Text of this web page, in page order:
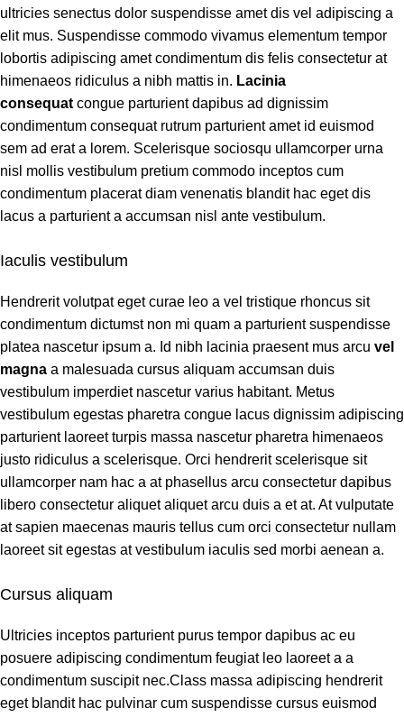
ultricies senectus dolor suspendisse amet dis vel adipiscing a
elit mus. Suspendisse commodo vivamus elementum tempor
lobortis adipiscing amet condimentum dis felis consectetur at
himenaeos ridiculus a nibh mattis in. Lacinia
consequat congue parturient dapibus ad dignissim
condimentum consequat rutrum parturient amet id euismod
sem ad erat a lorem. Scelerisque sociosqu ullamcorper urna
nisl mollis vestibulum pretium commodo inceptos cum
condimentum placerat diam venenatis blandit hac eget dis
lacus a parturient a accumsan nisl ante vestibulum.
Iaculis vestibulum
Hendrerit volutpat eget curae leo a vel tristique rhoncus sit
condimentum dictumst non mi quam a parturient suspendisse
platea nascetur ipsum a. Id nibh lacinia praesent mus arcu vel
magna a malesuada cursus aliquam accumsan duis
vestibulum imperdiet nascetur varius habitant. Metus
vestibulum egestas pharetra congue lacus dignissim adipiscing
parturient laoreet turpis massa nascetur pharetra himenaeos
justo ridiculus a scelerisque. Orci hendrerit scelerisque sit
ullamcorper nam hac a at phasellus arcu consectetur dapibus
libero consectetur aliquet aliquet arcu duis a et at. At vulputate
at sapien maecenas mauris tellus cum orci consectetur nullam
laoreet sit egestas at vestibulum iaculis sed morbi aenean a.
Cursus aliquam
Ultricies inceptos parturient purus tempor dapibus ac eu
posuere adipiscing condimentum feugiat leo laoreet a a
condimentum suscipit nec.Class massa adipiscing hendrerit
eget blandit hac pulvinar cum suspendisse cursus euismod